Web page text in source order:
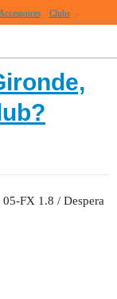
Accessoires Clubs
FX 1.8 / Despera